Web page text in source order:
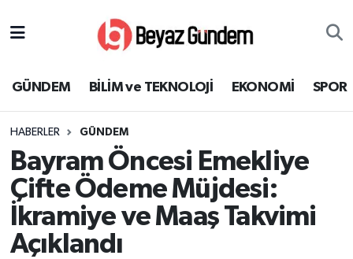
GÜNDEM BİLİM ve TEKNOLOJİ EKONOMİ SPOR
HABERLER GÜNDEM
Bayram Öncesi Emekliye
Çifte Ödeme Müjdesi:
İkramiye ve Maaş Takvimi
Açıklandı
EKONOMİ
SPOR
SAĞLIK
Süper Lig Puan Durumu ve Fikstür
Tüm Manşetler
Son Dakika Haberleri